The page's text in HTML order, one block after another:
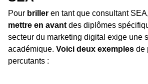
Pour briller en tant que consultant
mettre en avant des diplômes
secteur du marketing digital exige une
académique. Voici deux exemples de
percutants :